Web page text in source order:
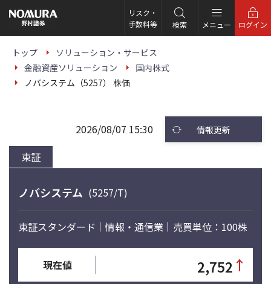
の
ー
リスク・
手数料等
検索 メニュー ログイン
トップ
ソリューション・サービス
金融資産ソリューション
国内株式
ノバシステム（5257） 株価
東証
2026/08/07 15:30 情報更新
ノバシステム (5257/T)
東証スタンダード 情報・通信業 売買単位：100株
現在値 2,752 ↑